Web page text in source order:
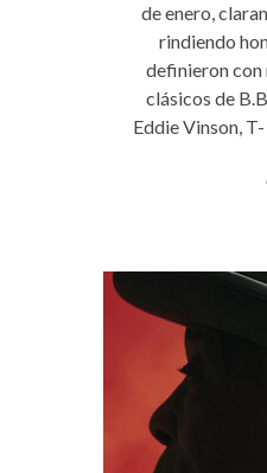
de enero,
rindiendo
definieron con
clásicos de
Eddie Vinson,